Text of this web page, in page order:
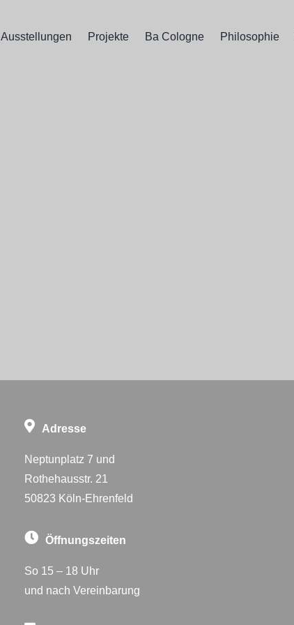
Ausstellungen Projekte Ba Cologne Philosophie
Adresse
Neptunplatz 7 und
Rothehausstr. 21
50823 Köln-Ehrenfeld
Öffnungszeiten
So 15 – 18 Uhr
und nach Vereinbarung